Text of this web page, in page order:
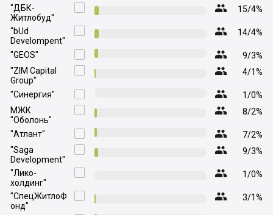

"ДБК-
Житлобуд"
 15/4%

"bUd
Develompent"
 14/4%

"GEOS"  9/3%

"ZIM Capital
Group"
 4/1%

"Синергия"  1/0%

МЖК
"Оболонь"
 8/2%

"Атлант"  7/2%

"Saga
Development"
 9/3%

"Лико-
холдинг"
 1/0%

"СпецЖитлоФ
онд"
 3/1%